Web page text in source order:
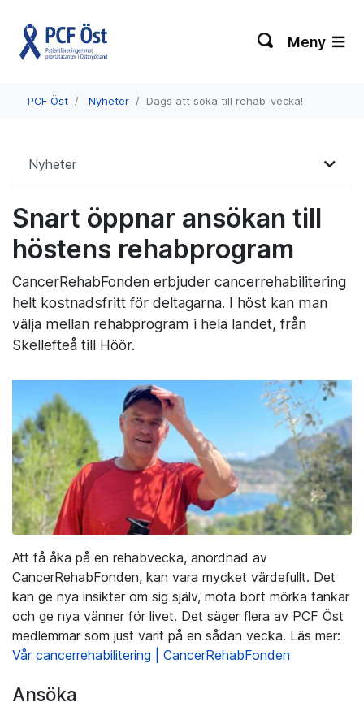
Meny
PCF Öst Nyheter Dags att söka till rehab-vecka!
Nyheter
Snart öppnar ansökan till
höstens rehabprogram
CancerRehabFonden erbjuder cancerrehabilitering
helt kostnadsfritt för deltagarna. I höst kan man
välja mellan rehabprogram i hela landet, från
Skellefteå till Höör.
Att få åka på en rehabvecka, anordnad av
CancerRehabFonden, kan vara mycket värdefullt. Det
kan ge nya insikter om sig själv, mota bort mörka tankar
och ge nya vänner för livet. Det säger flera av PCF Öst
medlemmar som just varit på en sådan vecka. Läs mer:
Vår cancerrehabilitering | CancerRehabFonden
Ansöka